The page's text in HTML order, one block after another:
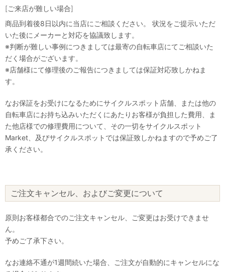
[ご来店が難しい場合]
商品到着後8日以内に当店にご相談ください。 状況をご提示いただ
いた後にメーカーと対応を協議致します。
※判断が難しい事例につきましては最寄の自転車店にてご相談いた
だく場合がございます。
※店舗様にて修理後のご報告につきましては保証対応致しかねま
す。
なお保証をお受けになるためにサイクルスポット店舗、または他の
自転車店にお持ち込みいただくにあたりお客様が負担した費用、ま
た他店様での修理費用について、その一切をサイクルスポット
Market、及びサイクルスポットでは保証致しかねますので予めご了
承ください。
ご注文キャンセル、およびご変更について
原則お客様都合でのご注文キャンセル、ご変更はお受けできませ
ん。
予めご了承下さい。
なお連絡不通が1週間続いた場合、ご注文が自動的にキャンセルにな